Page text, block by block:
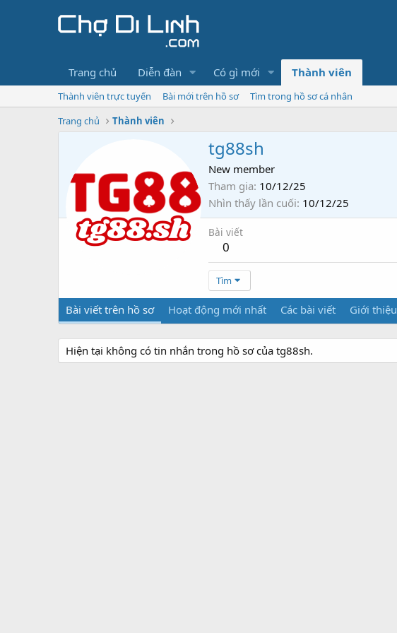
Trang chủ Diễn đàn Có gì mới Thành viên
Thành viên trực tuyến Bài mới trên hồ sơ
Tìm trong hồ sơ cá nhân
Trang chủ
Thành viên
tg88sh
New member
Tham gia 10/12/25
Nhìn thấy lần cuối 10/12/25
Bài viết
0
Tìm
Bài viết trên hồ sơ Hoạt động mới nhất Các bài viết Giới thiệu
Hiện tại không có tin nhắn trong hồ sơ của tg88sh.